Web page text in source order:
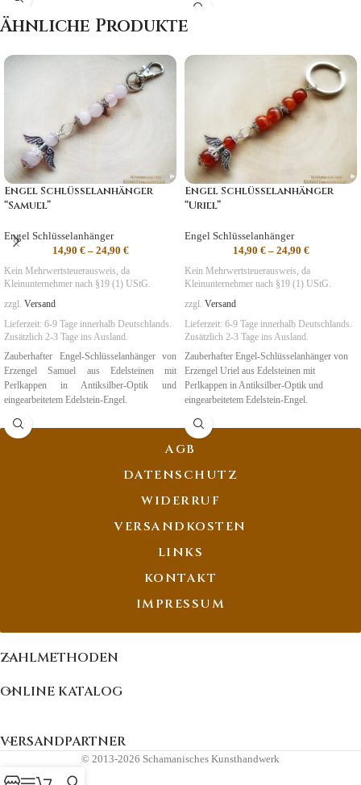
Symbolik
Ähnliche Produkte
Engel Schlüsselanhänger
“Samuel”
Engel Schlüsselanhänger
14,90 €– 24,90 €
Kein Mehrwertsteuerausweis, da
Kleinunternehmer nach §19 (1) UStG.
zzgl. Versand
Lieferzeit: 6-9 Tage innerhalb Deutschlands.
Zusätzlich 2-3 Tage ins Ausland.
Zauberhafter Engel-Schlüsselanhänger von
Erzengel Samuel aus Edelsteinen mit
Perlkappen in Antiksilber-Optik und
eingearbeitetem Edelstein-Engel.
Symbolik
Engel Schlüsselanhänger
“Uriel”
Engel Schlüsselanhänger
14,90 €– 24,90 €
Kein Mehrwertsteuerausweis, da
Kleinunternehmer nach §19 (1) UStG.
zzgl. Versand
Lieferzeit: 6-9 Tage innerhalb Deutschlands.
Zusätzlich 2-3 Tage ins Ausland.
Zauberhafter Engel-Schlüsselanhänger von
Erzengel Uriel aus Edelsteinen mit
Perlkappen in Antiksilber-Optik und
eingearbeitetem Edelstein-Engel.
Symbolik
AGB
DATENSCHUTZ
WIDERRUF
VERSANDKOSTEN
LINKS
KONTAKT
IMPRESSUM
ZAHLMETHODEN
ONLINE KATALOG
VERSANDPARTNER
© 2013-2026 Schamanisches Kunsthandwerk